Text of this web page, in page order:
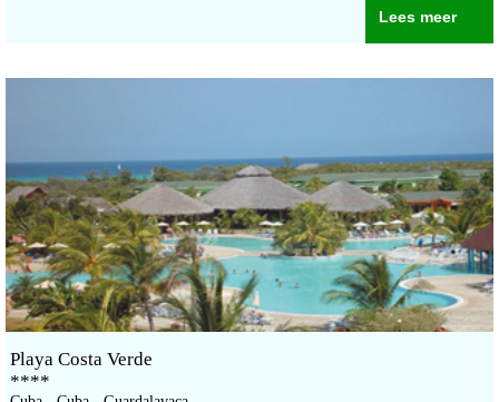
Lees meer
Playa Costa Verde
****